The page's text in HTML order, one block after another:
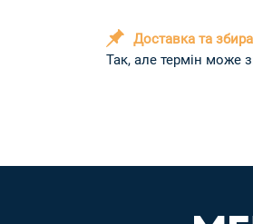
Доставка та
Так, але термін може